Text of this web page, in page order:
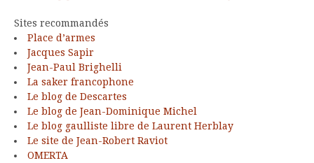
Sites recommandés
Place d’armes
Jacques Sapir
Jean-Paul Brighelli
La saker francophone
Le blog de Descartes
Le blog de Jean-Dominique Michel
Le blog gaulliste libre de Laurent Herblay
Le site de Jean-Robert Raviot
OMERTA